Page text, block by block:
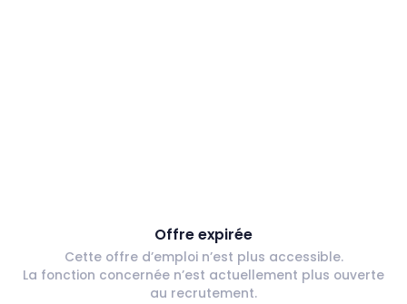
Offre expirée
Cette offre d’emploi n’est plus accessible.
La fonction concernée n’est actuellement plus ouverte
au recrutement.